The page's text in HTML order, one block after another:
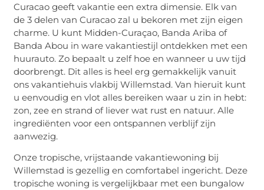
Curacao geeft vakantie een extra dimensie. Elk van
de 3 delen van Curacao zal u bekoren met zijn eigen
charme. U kunt Midden-Curaçao, Banda Ariba of
Banda Abou in ware vakantiestijl ontdekken met een
huurauto. Zo bepaalt u zelf hoe en wanneer u uw tijd
doorbrengt. Dit alles is heel erg gemakkelijk vanuit
ons vakantiehuis vlakbij Willemstad. Van hieruit kunt
u eenvoudig en vlot alles bereiken waar u zin in hebt:
zon, zee en strand of liever wat rust en natuur. Alle
ingrediënten voor een ontspannen verblijf zijn
aanwezig.
Onze tropische, vrijstaande vakantiewoning bij
Willemstad is gezellig en comfortabel ingericht. Deze
tropische woning is vergelijkbaar met een bungalow